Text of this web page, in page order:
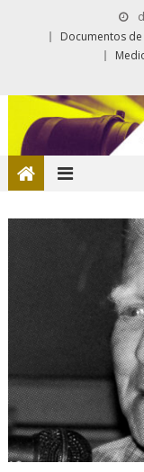
Documentos de